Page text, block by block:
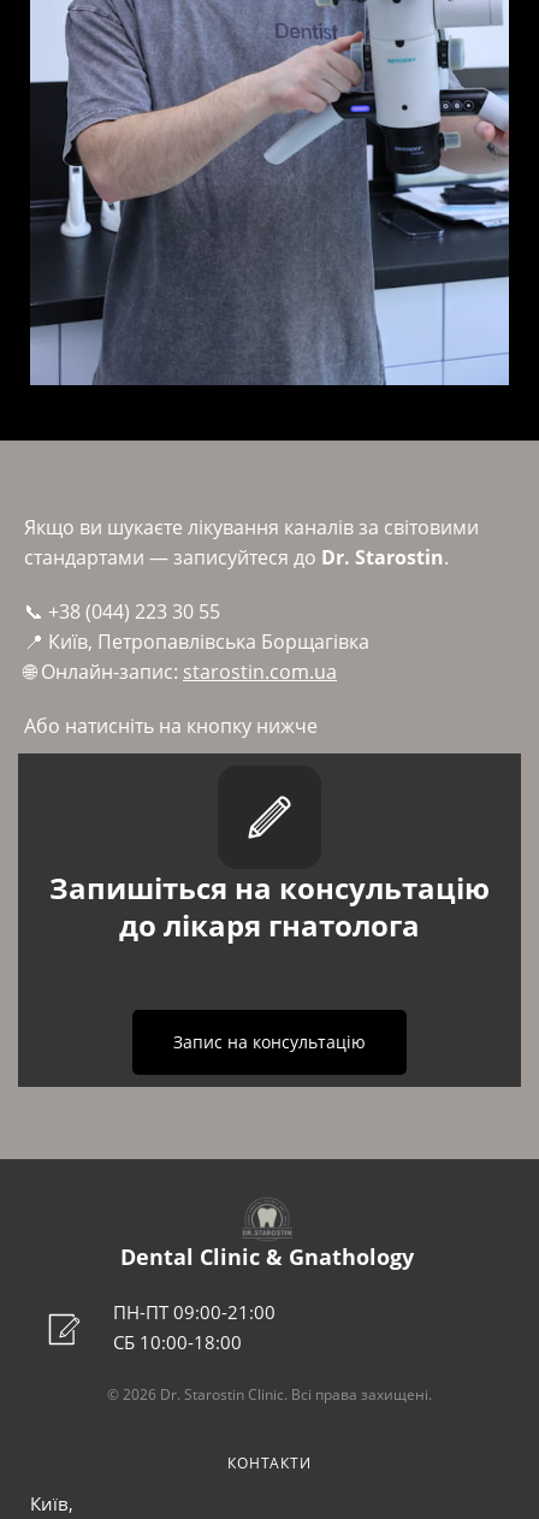
Якщо ви шукаєте лікування каналів за світовими
стандартами — записуйтеся до Dr. Starostin.
📞 +38 (044) 223 30 55
📍 Київ, Петропавлівська Борщагівка
🌐 Онлайн-запис: starostin.com.ua
Або натисніть на кнопку нижче
Запишіться на консультацію
до лікаря гнатолога
Запис на консультацію
Dental Clinic & Gnathology
ПН-ПТ 09:00-21:00
СБ 10:00-18:00
© 2026 Dr. Starostin Clinic. Всі права захищені.
КОНТАКТИ
Київ,